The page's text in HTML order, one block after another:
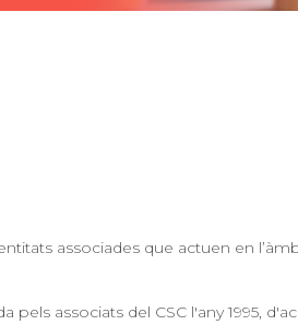
associades que actuen en
associats del CSC l'any 1995,